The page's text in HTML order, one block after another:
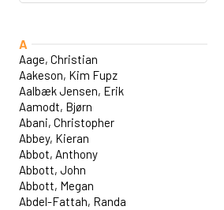
A
Aage, Christian
Aakeson, Kim Fupz
Aalbæk Jensen, Erik
Aamodt, Bjørn
Abani, Christopher
Abbey, Kieran
Abbot, Anthony
Abbott, John
Abbott, Megan
Abdel-Fattah, Randa